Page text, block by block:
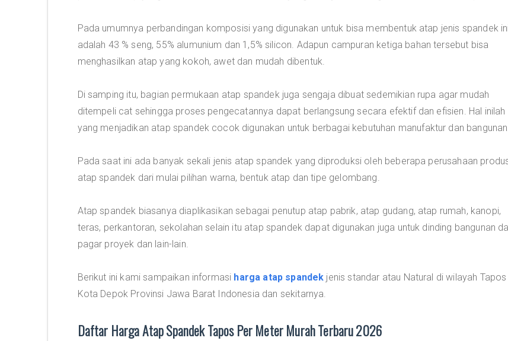
Pada umumnya perbandingan komposisi yang digunakan untuk bisa membentuk atap jenis spandek
adalah 43 % seng, 55% alumunium dan 1,5% silicon. Adapun campuran ketiga bahan tersebut bisa
menghasilkan atap yang kokoh, awet dan mudah dibentuk.
Di samping itu, bagian permukaan atap spandek juga sengaja dibuat sedemikian rupa agar mudah
ditempeli cat sehingga proses pengecatannya dapat berlangsung secara efektif dan efisien. Hal inilah
yang menjadikan atap spandek cocok digunakan untuk berbagai kebutuhan manufaktur dan
Pada saat ini ada banyak sekali jenis atap spandek yang diproduksi oleh beberapa perusahaan
atap spandek dari mulai pilihan warna, bentuk atap dan tipe gelombang.
Atap spandek biasanya diaplikasikan sebagai penutup atap pabrik, atap gudang, atap rumah, kanopi,
teras, perkantoran, sekolahan selain itu atap spandek dapat digunakan juga untuk dinding bangunan
pagar proyek dan lain-lain.
Berikut ini kami sampaikan informasi harga atap spandek jenis standar atau Natural di wilayah Tapos
Kota Depok Provinsi Jawa Barat Indonesia dan sekitarnya.
Daftar Harga Atap Spandek Tapos Per Meter Murah Terbaru 2026